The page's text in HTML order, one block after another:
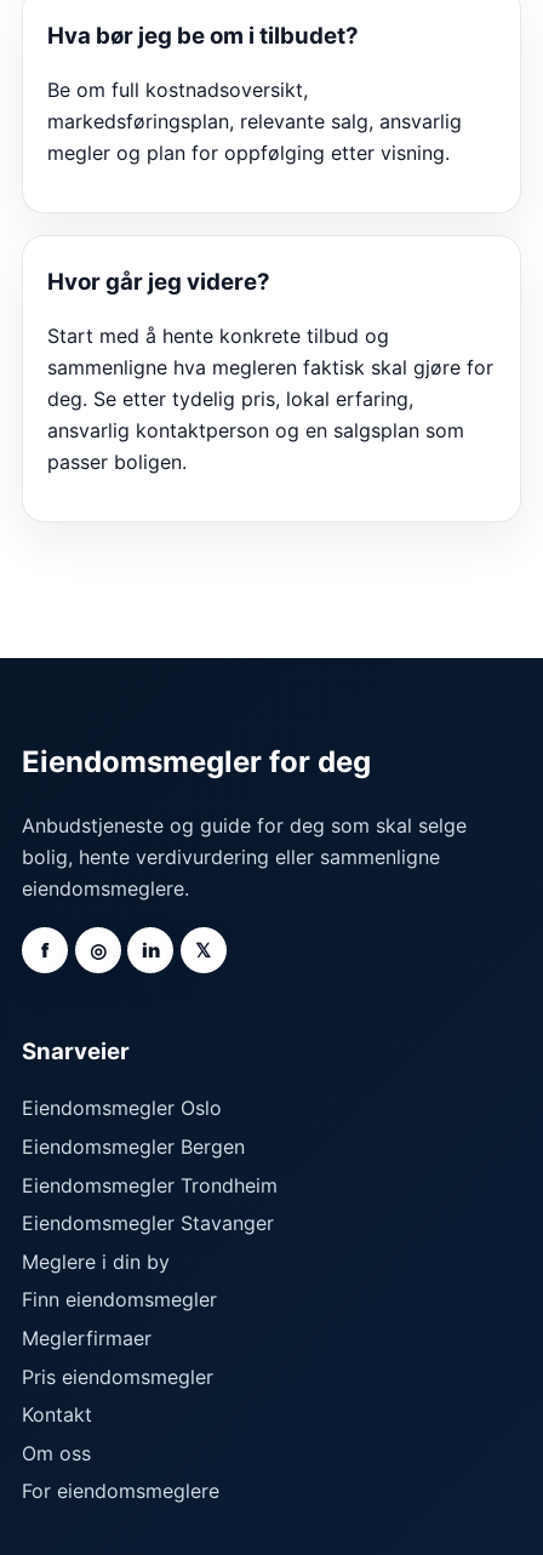
Hva bør jeg be om i tilbudet?
Be om full kostnadsoversikt,
markedsføringsplan, relevante salg, ansvarlig
megler og plan for oppfølging etter visning.
Hvor går jeg videre?
Start med å hente konkrete tilbud og
sammenligne hva megleren faktisk skal gjøre for
deg. Se etter tydelig pris, lokal erfaring,
ansvarlig kontaktperson og en salgsplan som
passer boligen.
Eiendomsmegler for deg
Anbudstjeneste og guide for deg som skal selge
bolig, hente verdivurdering eller sammenligne
eiendomsmeglere.
f ◎ in 𝕏
Snarveier
Eiendomsmegler Oslo
Eiendomsmegler Bergen
Eiendomsmegler Trondheim
Eiendomsmegler Stavanger
Meglere i din by
Finn eiendomsmegler
Meglerfirmaer
Pris eiendomsmegler
Kontakt
Om oss
For eiendomsmeglere